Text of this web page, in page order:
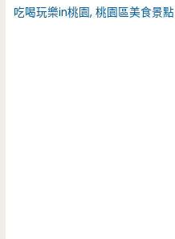
吃喝玩樂in桃園,桃園區美食景點